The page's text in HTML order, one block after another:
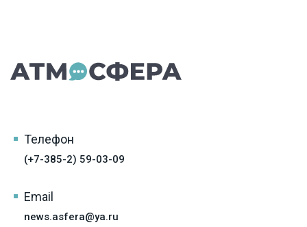
Телефон
(+7-385-2) 59-03-09
Email
news.asfera@ya.ru